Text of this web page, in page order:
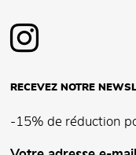
RECEVEZ NOTRE
-15% de réduction